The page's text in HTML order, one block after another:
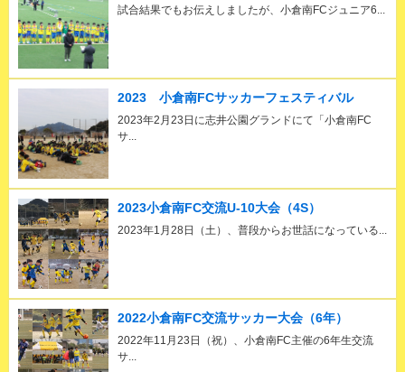
試合結果でもお伝えしましたが、小倉南FCジュニア6...
2023 小倉南FCサッカーフェスティバル
2023年2月23日に志井公園グランドにて「小倉南FC
サ...
2023小倉南FC交流U-10大会（4S）
2023年1月28日（土）、普段からお世話になっている...
2022小倉南FC交流サッカー大会（6年）
2022年11月23日（祝）、小倉南FC主催の6年生交流
サ...